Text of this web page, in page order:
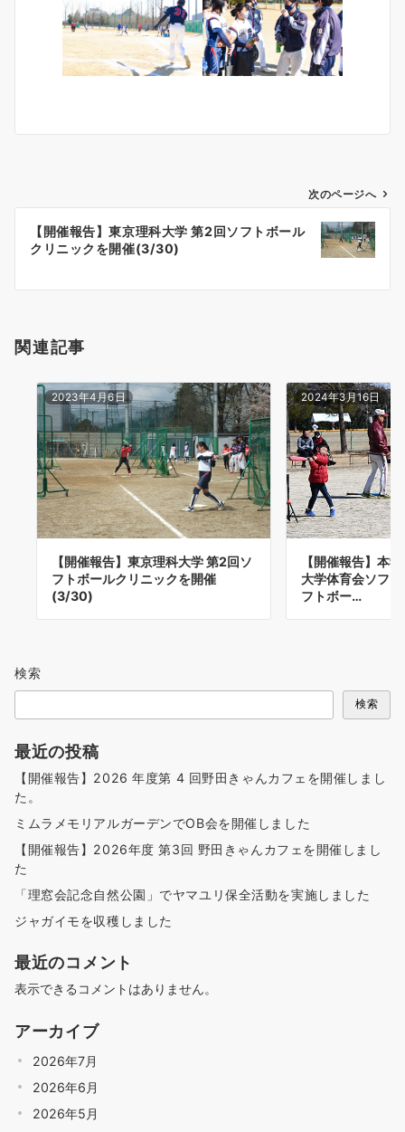
稿
ョ
次のページへ
【開催報告】東京理科大学 第2回ソフトボール
クリニックを開催(3/30)
関連記事
2023年4月6日
【開催報告】東京理科大学 第2回ソ
フトボールクリニックを開催
(3/30)
2024年3月16日
【開催報告】本
大学体育会ソフ
フトボー…
検索
検索
最近の投稿
【開催報告】2026 年度第 4 回野田きゃんカフェを開催しまし
た。
ミムラメモリアルガーデンでOB会を開催しました
【開催報告】2026年度 第3回 野田きゃんカフェを開催しまし
た
「理窓会記念自然公園」でヤマユリ保全活動を実施しました
ジャガイモを収穫しました
最近のコメント
表示できるコメントはありません。
アーカイブ
2026年7月
2026年6月
2026年5月